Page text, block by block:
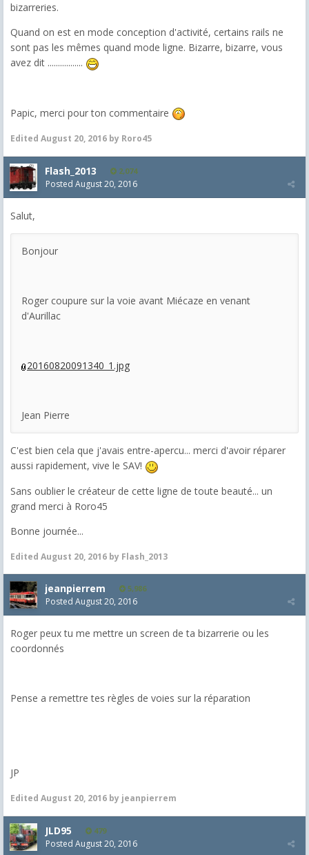
bizarreries.
Quand on est en mode conception d'activité, certains rails ne
sont pas les mêmes quand mode ligne. Bizarre, bizarre, vous
avez dit .................
Papic, merci pour ton commentaire
Edited August 20, 2016 by Roro45
Flash_2013 2,074
Posted August 20, 2016
Salut,
Bonjour
Roger coupure sur la voie avant Miécaze en venant
d'Aurillac
20160820091340_1.jpg
Jean Pierre
C'est bien cela que j'avais entre-apercu... merci d'avoir réparer
aussi rapidement, vive le SAV!
Sans oublier le créateur de cette ligne de toute beauté... un
grand merci à Roro45
Bonne journée...
Edited August 20, 2016 by Flash_2013
jeanpierrem 5,986
Posted August 20, 2016
Roger peux tu me mettre un screen de ta bizarrerie ou les
coordonnés
Pense a remettre tes règles de voies sur la réparation
JP
Edited August 20, 2016 by jeanpierrem
JLD95 479
Posted August 20, 2016